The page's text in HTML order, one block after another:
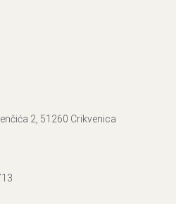
2, 51260 Crikvenica